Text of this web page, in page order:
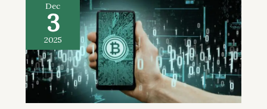
Dec
3
2025